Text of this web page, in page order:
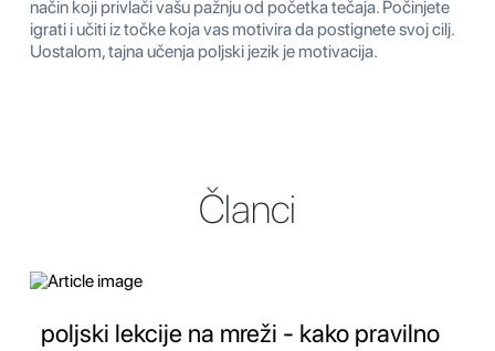
način koji privlači vašu pažnju od početka tečaja. Počinjete
igrati i učiti iz točke koja vas motivira da postignete svoj cilj.
Uostalom, tajna učenja poljski jezik je motivacija.
Članci
poljski lekcije na mreži - kako pravilno